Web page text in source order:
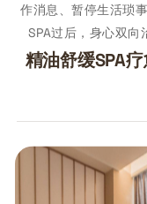
作消息、暂停生活琐
SPA过后，身心双向
精油舒缓SPA